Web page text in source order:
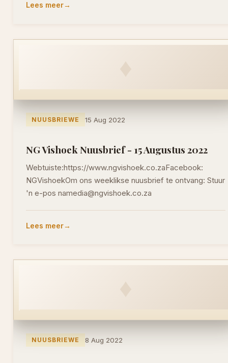
Lees meer
NUUSBRIEWE 15 Aug 2022
NG Vishoek Nuusbrief - 15 Augustus 2022
Webtuiste:https://www.ngvishoek.co.zaFacebook:
NGVishoekOm ons weeklikse nuusbrief te ontvang: Stuur
'n e-pos namedia@ngvishoek.co.za
Lees meer
NUUSBRIEWE 8 Aug 2022